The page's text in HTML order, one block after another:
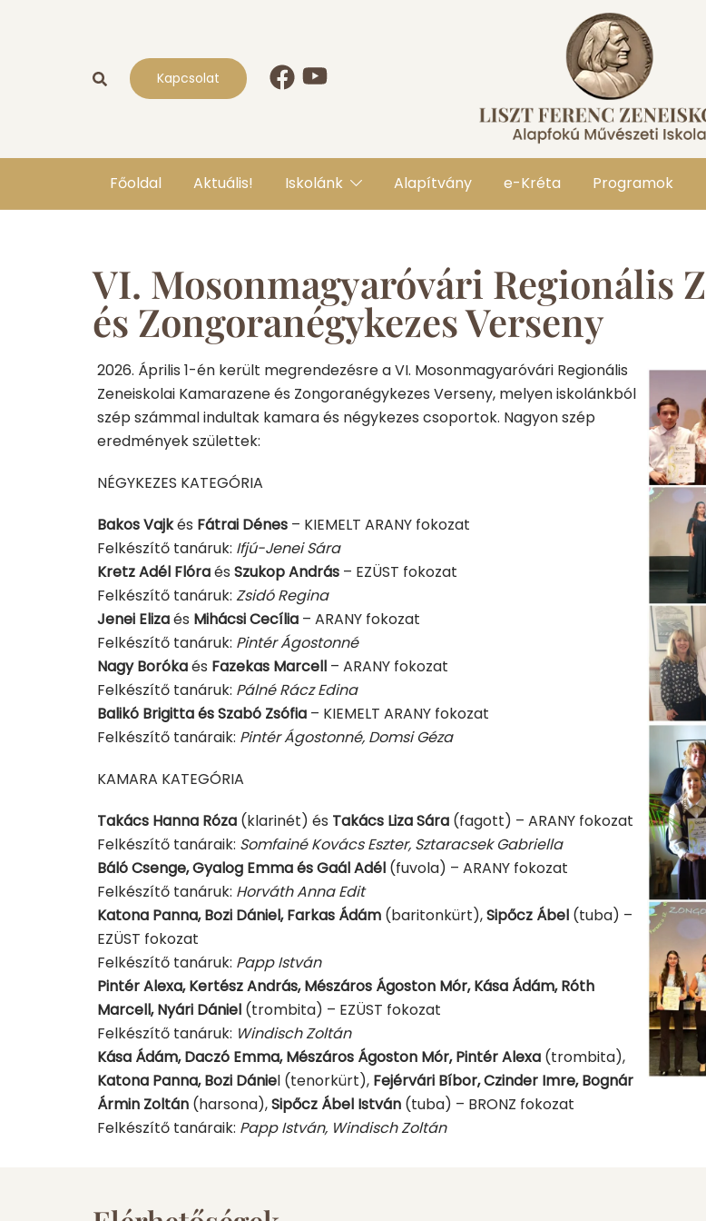
Kapcsolat
Főoldal Aktuális! Iskolánk Alapítvány e-Kréta Programok
VI. Mosonmagyaróvári Regionális
és Zongoranégykezes Verseny
2026. Április 1-én került megrendezésre a VI. Mosonmagyaróvári Regionális
Zeneiskolai Kamarazene és Zongoranégykezes Verseny, melyen iskolánkból
szép számmal indultak kamara és négykezes csoportok. Nagyon szép
eredmények születtek:
NÉGYKEZES KATEGÓRIA
Bakos Vajkés Fátrai Dénes– KIEMELT ARANY fokozat
Felkészítő tanáruk: Ifjú-Jenei Sára
Kretz Adél Flóraés Szukop András– EZÜST fokozat
Felkészítő tanáruk: Zsidó Regina
Jenei Elizaés Mihácsi Cecília– ARANY fokozat
Felkészítő tanáruk: Pintér Ágostonné
Nagy Borókaés Fazekas Marcell– ARANY fokozat
Felkészítő tanáruk: Pálné Rácz Edina
Balikó Brigitta és Szabó Zsófia– KIEMELT ARANY fokozat
Felkészítő tanáraik: Pintér Ágostonné, Domsi Géza
KAMARA KATEGÓRIA
Takács Hanna Róza(klarinét) és Takács Liza Sára(fagott) – ARANY fokozat
Felkészítő tanáraik: Somfainé Kovács Eszter, Sztaracsek Gabriella
Báló Csenge, Gyalog Emma és Gaál Adél(fuvola) – ARANY fokozat
Felkészítő tanáruk: Horváth Anna Edit
Katona Panna, Bozi Dániel, Farkas Ádám(baritonkürt),Sipőcz Ábel(tuba) –
EZÜST fokozat
Felkészítő tanáruk: Papp István
Pintér Alexa, Kertész András, Mészáros Ágoston Mór, Kása Ádám, Róth
Marcell, Nyári Dániel(trombita) – EZÜST fokozat
Felkészítő tanáruk: Windisch Zoltán
Kása Ádám, Daczó Emma, Mészáros Ágoston Mór, Pintér Alexa(trombita),
Katona Panna, Bozi Dániel (tenorkürt), Fejérvári Bíbor, Czinder Imre, Bognár
Ármin Zoltán(harsona),Sipőcz Ábel István(tuba) – BRONZ fokozat
Felkészítő tanáraik: Papp István, Windisch Zoltán